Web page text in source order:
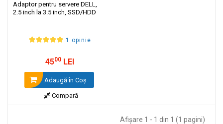
Adaptor pentru servere DELL,
2.5 inch la 3.5 inch, SSD/HDD
1 opinie
4500 LEI
Adaugă în Coş
Compară
Afişare 1 - 1 din 1 (1 pagini)